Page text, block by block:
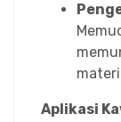
Aplikasi